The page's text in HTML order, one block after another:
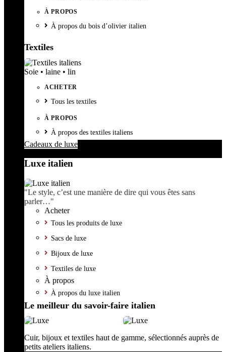
À PROPOS
À propos du bois d’olivier italien
Textiles
Soie • laine • lin
ACHETER
Tous les textiles
À PROPOS
À propos des textiles italiens
Cadeaux de luxe
Luxe italien
"Le style, c’est une manière de dire qui vous êtes sans
parler…"
Acheter
Tous les produits de luxe
Sacs de luxe
Bijoux de luxe
Textiles de luxe
À propos
À propos du luxe italien
Le meilleur du savoir-faire italien
Cuir, bijoux et textiles haut de gamme, sélectionnés auprès de
petits ateliers italiens.